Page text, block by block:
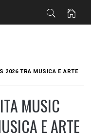
2026 TRA MUSICA E ARTE
MUSIC
E ARTE